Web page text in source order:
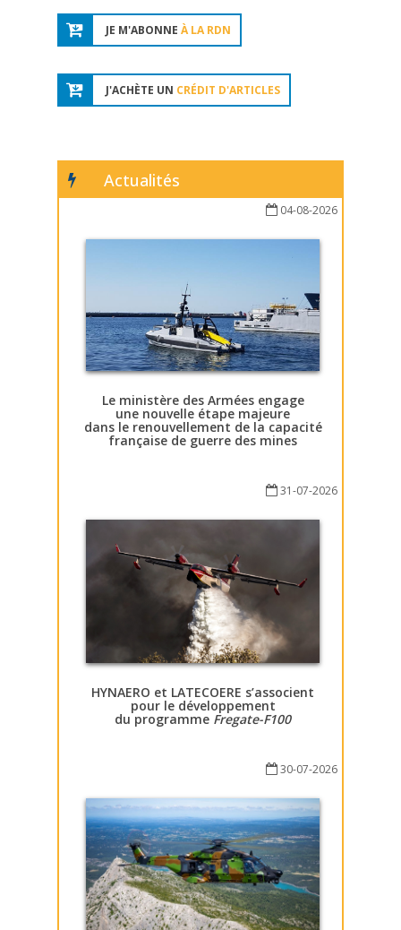
JE M'ABONNE À LA RDN
J'ACHÈTE UN CRÉDIT D'ARTICLES
Actualités
04-08-2026
Le ministère des Armées engage
une nouvelle étape majeure
dans le renouvellement de la capacité
française de guerre des mines
31-07-2026
HYNAERO et LATECOERE s’associent
pour le développement
du programme Fregate-F100
30-07-2026